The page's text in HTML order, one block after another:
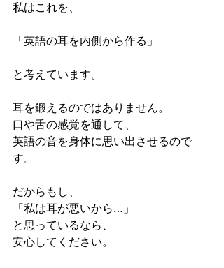
私はこれを、
「英語の耳を内側から作る」
と考えています。
耳を鍛えるのではありません。
口や舌の感覚を通して、
英語の音を身体に思い出させるので
す。
だからもし、
「私は耳が悪いから…」
と思っているなら、
安心してください。